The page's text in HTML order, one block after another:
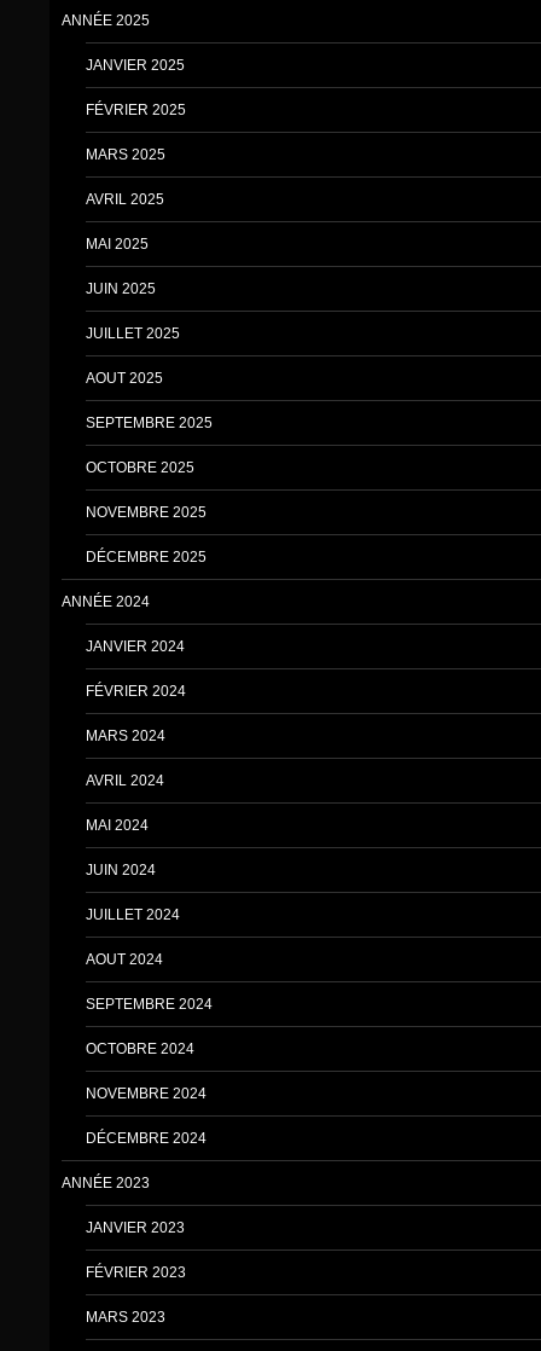
ANNÉE 2025
JANVIER 2025
FÉVRIER 2025
MARS 2025
AVRIL 2025
MAI 2025
JUIN 2025
JUILLET 2025
AOUT 2025
SEPTEMBRE 2025
OCTOBRE 2025
NOVEMBRE 2025
DÉCEMBRE 2025
ANNÉE 2024
JANVIER 2024
FÉVRIER 2024
MARS 2024
AVRIL 2024
MAI 2024
JUIN 2024
JUILLET 2024
AOUT 2024
SEPTEMBRE 2024
OCTOBRE 2024
NOVEMBRE 2024
DÉCEMBRE 2024
ANNÉE 2023
JANVIER 2023
FÉVRIER 2023
MARS 2023